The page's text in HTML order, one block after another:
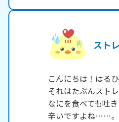
スト
こんにちは！はる
それはたぶんスト
なにを食べても吐
辛いですよね……。